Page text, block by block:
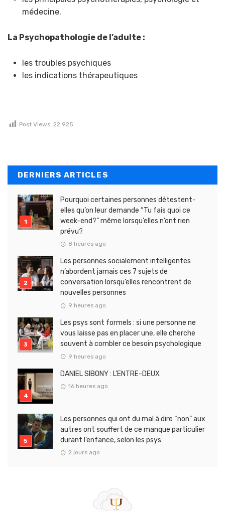
médecine.
La Psychopathologie de l’adulte :
les troubles psychiques
les indications thérapeutiques
Post Views: 22 925
DERNIERS ARTICLES
Pourquoi certaines personnes détestent-
elles qu’on leur demande “Tu fais quoi ce
week-end?” même lorsqu’elles n’ont rien
prévu?
8 heures ago
Les personnes socialement intelligentes
n’abordent jamais ces 7 sujets de
conversation lorsqu’elles rencontrent de
nouvelles personnes
9 heures ago
Les psys sont formels : si une personne ne
vous laisse pas en placer une, elle cherche
souvent à combler ce besoin psychologique
9 heures ago
DANIEL SIBONY : L’ENTRE-DEUX
16 heures ago
Les personnes qui ont du mal à dire “non” aux
autres ont souffert de ce manque particulier
durant l’enfance, selon les psys
2 jours ago